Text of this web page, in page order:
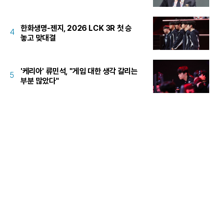
4
한화생명-젠지, 2026 LCK 3R 첫 승
놓고 맞대결
5
'케리아' 류민석, "게임 대한 생각 갈리는
부분 많았다"